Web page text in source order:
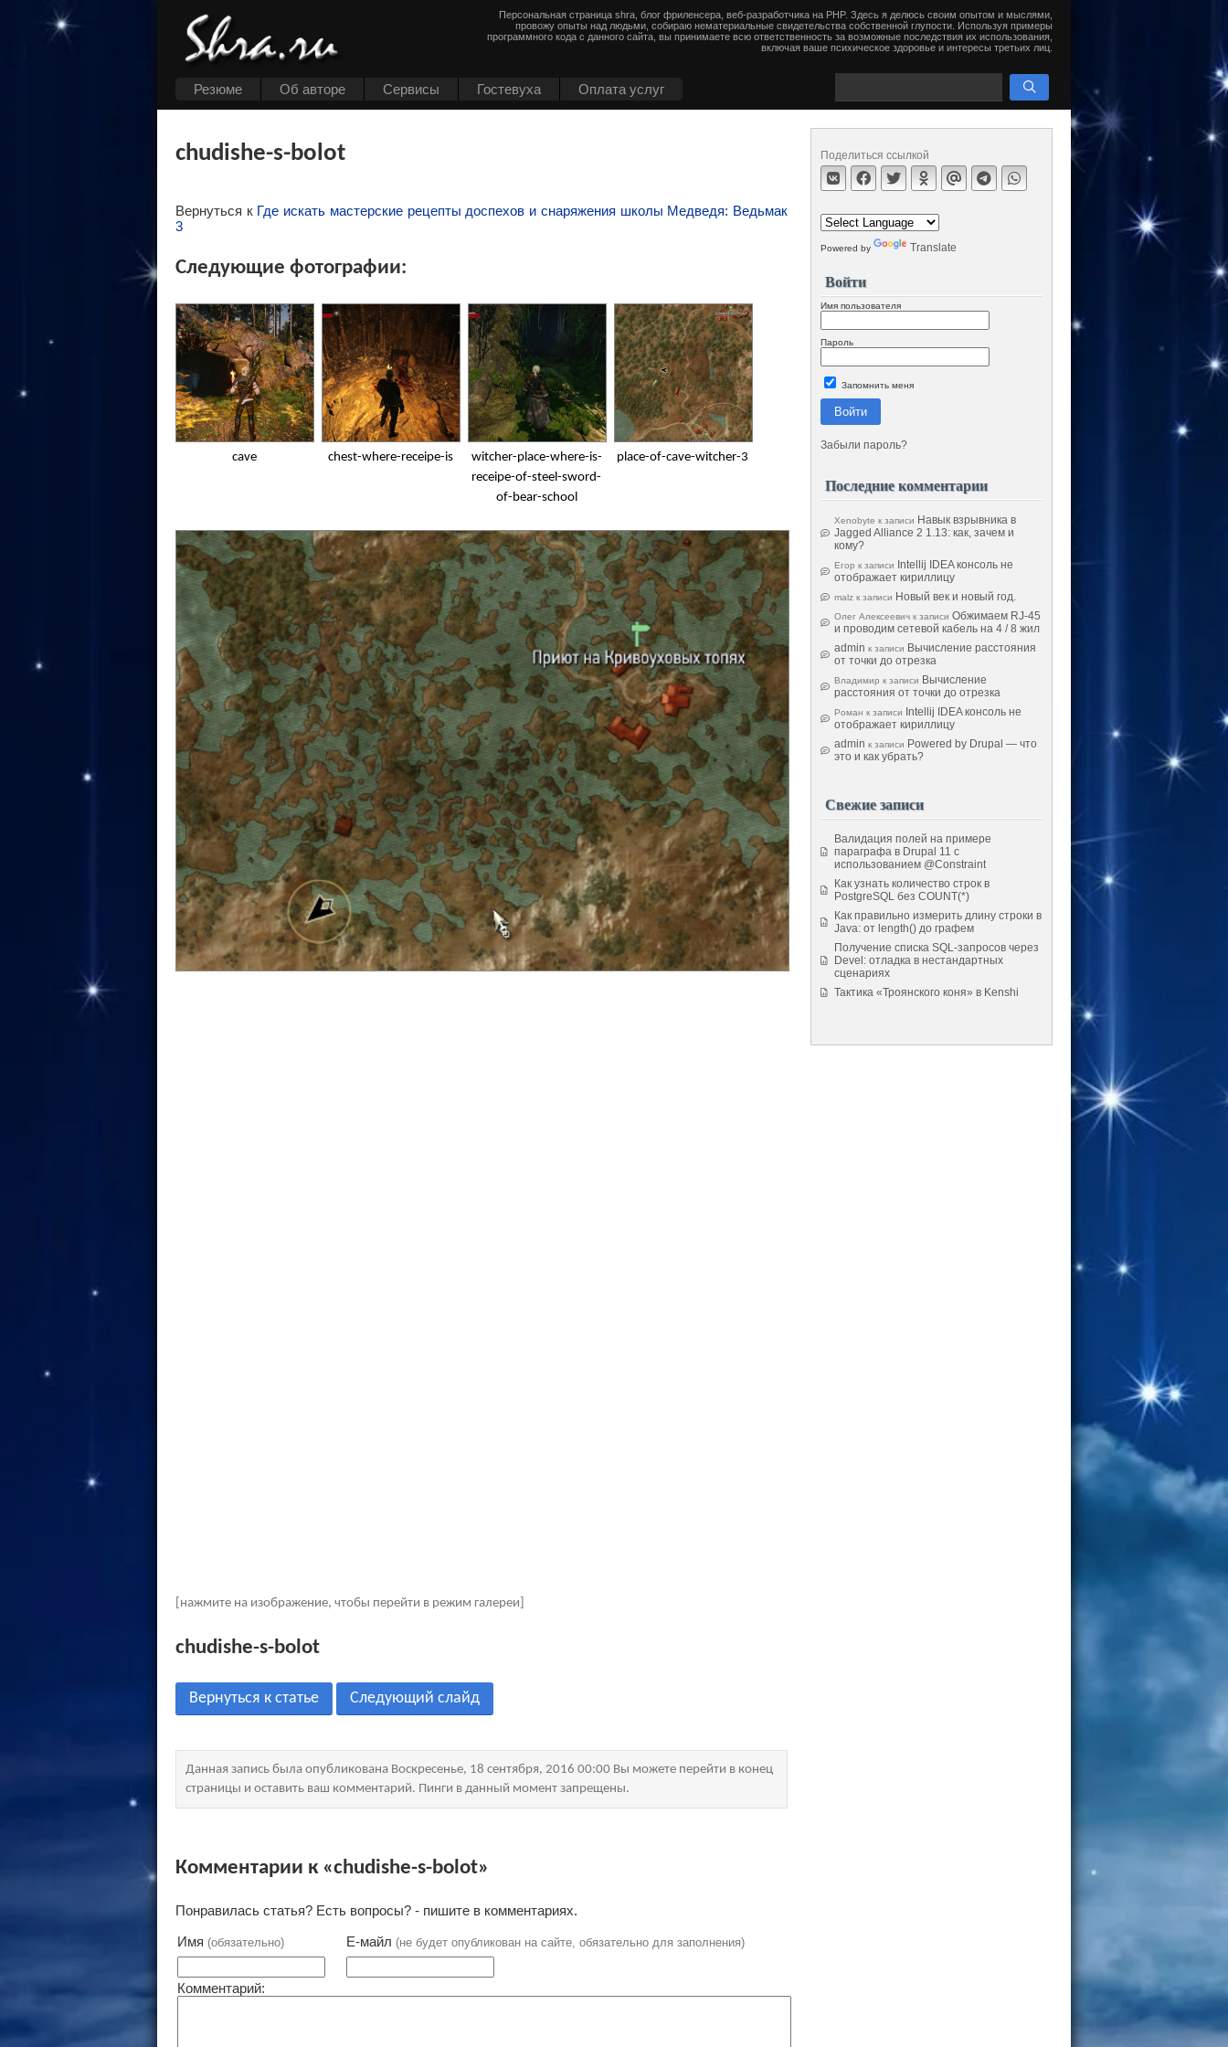
Резюме Об авторе Cервисы Гостевуха Оплата услуг
Персональная страница shra, блог фриленсера, веб-разработчика на PHP. Здесь я делюсь своим опытом и мыслями,
провожу опыты над людьми, собираю нематериальные свидетельства собственной глупости. Используя примеры
программного кода с данного сайта, вы принимаете всю ответственность за возможные последствия их использования,
включая ваше психическое здоровье и интересы третьих лиц.
chudishe-s-bolot
Вернуться к Где искать мастерские рецепты доспехов и снаряжения школы Медведя: Ведьмак
3
Следующие фотографии:
cave chest-where-receipe-is
witcher-place-where-is-
receipe-of-steel-sword-
of-bear-school
place-of-cave-witcher-3
[нажмите на изображение, чтобы перейти в режим галереи]
chudishe-s-bolot
Вернуться к статье Следующий слайд
Данная запись была опубликована Воскресенье, 18 сентября, 2016 00:00 Вы можете перейти в конец
страницы и оставить ваш комментарий. Пинги в данный момент запрещены.
Комментарии к «chudishe-s-bolot»
Понравилась статья? Есть вопросы? - пишите в комментариях.
Имя (обязательно) Е-майл (не будет опубликован на сайте, обязательно для заполнения)
Комментарий:
Поделиться ссылкой
Powered by Translate
Войти
Имя пользователя
Пароль
Запомнить меня
Войти
Забыли пароль?
Последние комментарии
Xenobyte к записи Навык взрывника в
Jagged Alliance 2 1.13: как, зачем и
кому?
Егор к записи
Intellij IDEA консоль не
отображает кириллицу
malz к записи Новый век и новый год.
Олег Алексеевич к записи Обжимаем RJ-45
и проводим сетевой кабель на 4 / 8 жил
admin к записи Вычисление расстояния
от точки до отрезка
Владимир к записи Вычисление
расстояния от точки до отрезка
Роман к записи
Intellij IDEA консоль не
отображает кириллицу
admin к записи Powered by Drupal — что
это и как убрать?
Свежие записи
Валидация полей на примере
параграфа в Drupal 11 с
использованием @Constraint
Как узнать количество строк в
PostgreSQL без COUNT(*)
Как правильно измерить длину строки в
Java: от length() до графем
Получение списка SQL-запросов через
Devel: отладка в нестандартных
сценариях
Тактика «Троянского коня» в Kenshi